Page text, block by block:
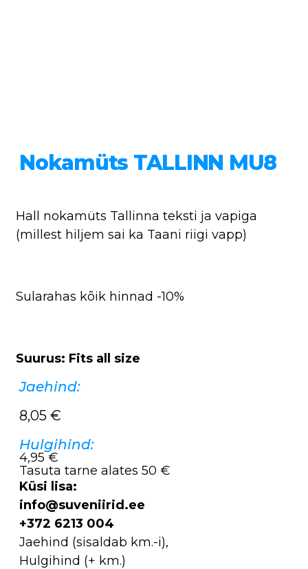
Nokamüts TALLINN MU8
Hall nokamüts Tallinna teksti ja vapiga
(millest hiljem sai ka Taani riigi vapp)
Sularahas kõik hinnad -10%
Suurus: Fits all size
Jaehind:
8,05 €
Hulgihind:
4,95 €
Tasuta tarne alates 50 €
Küsi lisa:
info@suveniirid.ee
+372 6213 004
Jaehind (sisaldab km.-i),
Hulgihind (+ km.)